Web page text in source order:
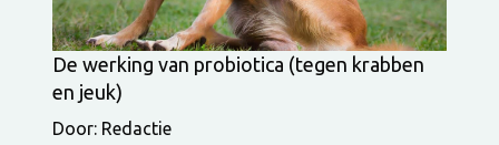
De werking van probiotica (tegen krabben
en jeuk)
Door: Redactie